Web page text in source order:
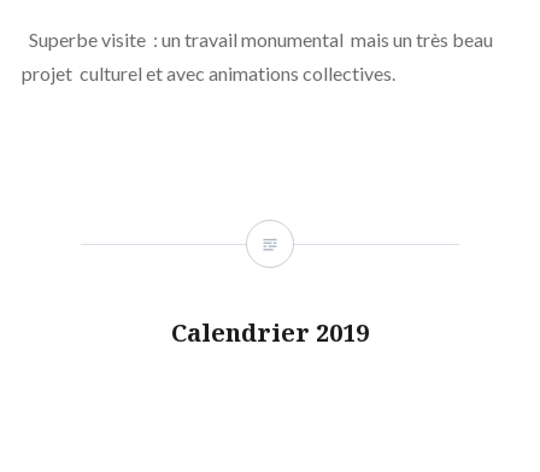
Superbe visite : un travail monumental mais un très beau
projet culturel et avec animations collectives.
Calendrier 2019